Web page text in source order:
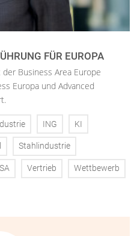
FÜR EUROPA
Business Area Europe
Europa und Advanced
ING KI
Stahlindustrie
Vertrieb Wettbewerb